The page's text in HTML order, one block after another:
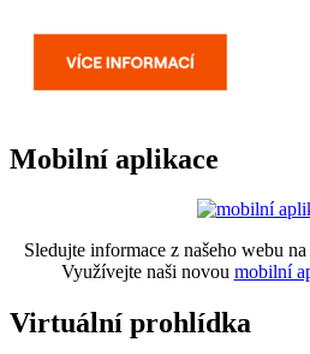
Mobilní aplikace
Sledujte informace z našeho webu
Využívejte naši novou mobilní
Virtuální prohlídka